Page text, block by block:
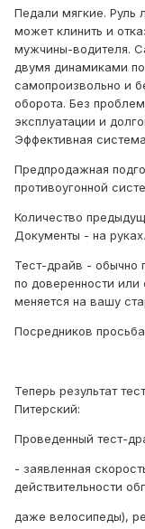
Педали мягкие. Руль
может клинить и
мужчины-водителя.
двумя динамиками
самопроизвольно и
оборота. Без
эксплуатации и
Эффективная
Предпродажная
противоугонной
Количество
Документы - на руках.
Тест-драйв - обычно
по доверенности
меняется на вашу
Посредников
Теперь результат
Питерский:
Проведенный тест-
- заявленная
действительности
даже велосипеды),